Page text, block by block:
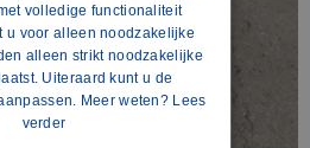
GERMAN
volledige functionaliteit
u voor alleen noodzakelijke
alleen strikt noodzakelijke
Uiteraard kunt u de
Meer weten? Lees
verder